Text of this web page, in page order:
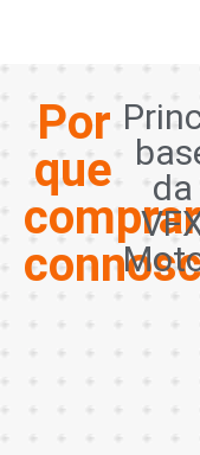
Por
que
comprar
da